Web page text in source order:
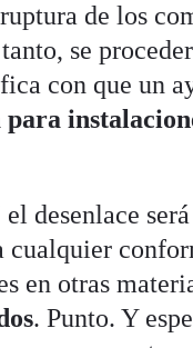
de los
se
con que un
desenlace
cualquier
en otras
. Punto. Y